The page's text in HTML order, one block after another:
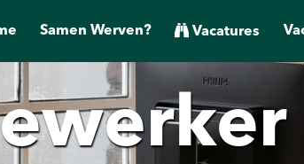
Samen Werven? Vacatures